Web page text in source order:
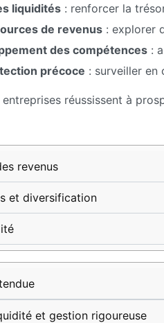
liquidités : renforcer la
de revenus : explorer
des compétences :
précoce : surveiller en
réussissent à
revenus
et diversification
et gestion rigoureuse